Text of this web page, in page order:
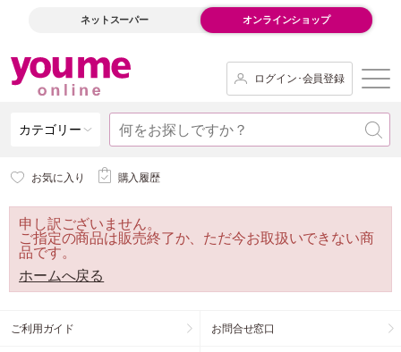
ネットスーパー オンラインショップ
ログイン･会員登録
カテゴリー
お気に入り 購入履歴
申し訳ございません。
ご指定の商品は販売終了か、ただ今お取扱いできない商
品です。
ホームへ戻る
ご利用ガイド お問合せ窓口